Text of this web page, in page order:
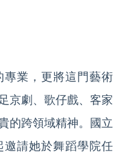
專業，更將這門藝術
京劇、歌仔戲、客家
的跨領域精神。國立
邀請她於舞蹈學院任